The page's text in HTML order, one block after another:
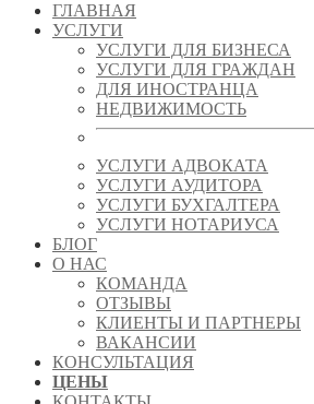
ГЛАВНАЯ
УСЛУГИ
УСЛУГИ ДЛЯ БИЗНЕСА
УСЛУГИ ДЛЯ ГРАЖДАН
ДЛЯ ИНОСТРАНЦА
НЕДВИЖИМОСТЬ
УСЛУГИ АДВОКАТА
УСЛУГИ АУДИТОРА
УСЛУГИ БУХГАЛТЕРА
УСЛУГИ НОТАРИУСА
БЛОГ
О НАС
КОМАНДА
ОТЗЫВЫ
КЛИЕНТЫ И ПАРТНЕРЫ
ВАКАНСИИ
КОНСУЛЬТАЦИЯ
ЦЕНЫ